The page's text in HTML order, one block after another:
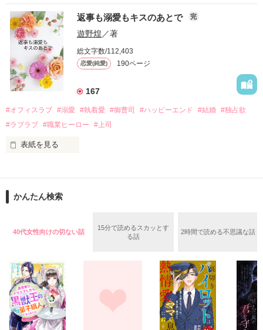
『責任をとる、結婚しよう』と真っ直ぐに告げてきた。
戸惑う美桜とは裏腹に、好きという気持ちを隠すことなく
甘やかしてくる。
そんなある日、哲平は美桜がストーカー被害に
遭っていることを知る。
美桜を守るため、哲平は同居を提案してきて――。
夏木美桜(なつきみお)
鳴海哲平 (なるみてっぺい)
2026.6.5～2026.7.25
＊以前、公開していた話の改稿版です＊
作品を読む
おかしな噂を流されて前の職場でうまくいかなかった梅田美
桜は、海外で傷心旅行をしていたところ、日本人美青年と出会
い、酒の勢いもあり一夜限りの関係となる。
帰国後、美桜は新しい職場でワンナイトした美青年と再会。
なんと彼の正体は、とある財閥御曹司にも関わらず、一族を離
れて起業した新進気鋭の実業家、社内でも冷徹だと評判な社長
――御影恭司その人だったのだ――！
なぜか恭司から飼い猫の世話係を命じられた美桜は、猫の世
の関係となってしまい――？
返事も溺愛もキスのあとで 完
遊野煌 ／著
総文字数/112,403
恋愛(純愛) 190ページ
167
#オフィスラブ #溺愛 #執着愛 #御曹司 #ハッピーエンド #結婚 #独占欲
#ラブラブ #職業ヒーロー #上司
表紙を見る
ションの企画戦略室で働いている。
めた、同期で恋人の石垣守（26）がいるのだが、後輩の姫原由
守と由羅から『便利屋雛子』と馬鹿にされ、一人こっそり泣い
た上、同居まで提案してきて──？
鷹哉『宜しくな、俺の雛子』🦅
雛子『俺の……ひぃ、雛子？！！！』🐥
シゴデキで冷徹な上司が見せる素顔は、なぜか想像以上に甘く
かんたん検索
40代女性向けの切ない話
15分で読めるスカッとす
る話
2時間で読める不思議な話